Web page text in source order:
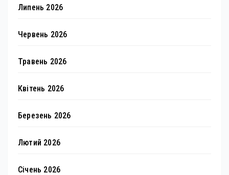
Липень 2026
Червень 2026
Травень 2026
Квітень 2026
Березень 2026
Лютий 2026
Січень 2026